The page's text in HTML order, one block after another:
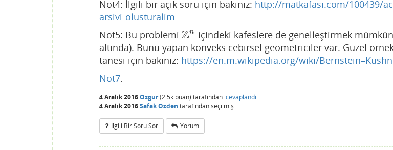
Not4: İlgili bir açık soru için bakınız: http://matkafasi.com/100439/
arsivi-olusturalim
Not5: Bu problemi Zn
Zn içindeki kafeslere de genelleştirmek
altında). Bunu yapan konveks cebirsel geometriciler var. Güzel
tanesi için bakınız: https://en.m.wikipedia.org/wiki/
Not7.
4 Aralık 2016Ozgur(2.5k puan) tarafından cevaplandı
4 Aralık 2016Safak Ozden tarafındanseçilmiş
Ilgili Bir Soru Sor Yorum